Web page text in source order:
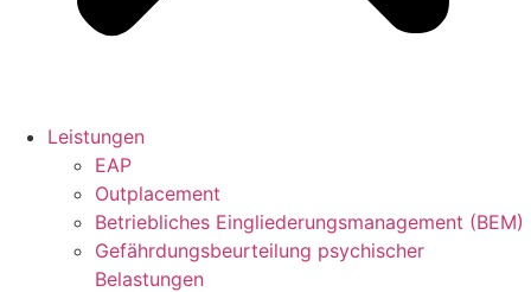
Leistungen
EAP
Outplacement
Betriebliches Eingliederungsmanagement (BEM)
Gefährdungsbeurteilung psychischer
Belastungen